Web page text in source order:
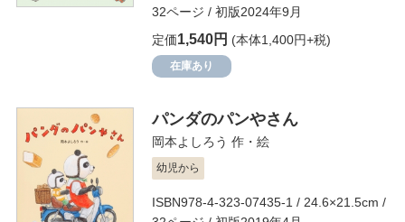
32ページ / 初版2024年9月
定価1,540円 (本体1,400円+税)
在庫あり
パンダのパンやさん
岡本よしろう 作・絵
幼児から
ISBN978-4-323-07435-1 / 24.6×21.5cm /